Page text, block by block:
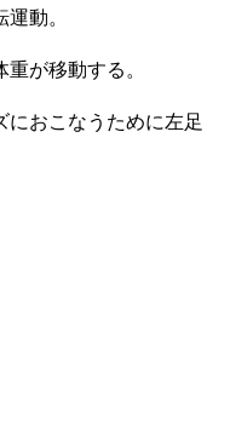
動。
が移動する。
におこなうために左足